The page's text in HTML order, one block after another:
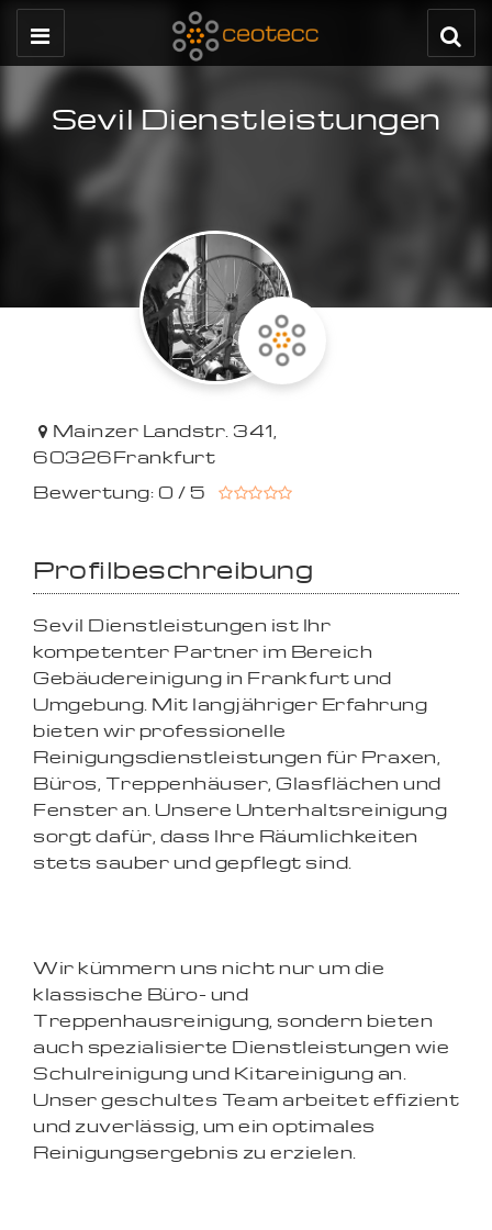
Sevil Dienstleistungen
Mainzer Landstr. 341,
60326Frankfurt
Bewertung: 0 / 5
Profilbeschreibung
Sevil Dienstleistungen ist Ihr
kompetenter Partner im Bereich
Gebäudereinigung in Frankfurt und
Umgebung. Mit langjähriger Erfahrung
bieten wir professionelle
Reinigungsdienstleistungen für Praxen,
Büros, Treppenhäuser, Glasflächen und
Fenster an. Unsere Unterhaltsreinigung
sorgt dafür, dass Ihre Räumlichkeiten
stets sauber und gepflegt sind.
Wir kümmern uns nicht nur um die
klassische Büro- und
Treppenhausreinigung, sondern bieten
auch spezialisierte Dienstleistungen wie
Schulreinigung und Kitareinigung an.
Unser geschultes Team arbeitet effizient
und zuverlässig, um ein optimales
Reinigungsergebnis zu erzielen.